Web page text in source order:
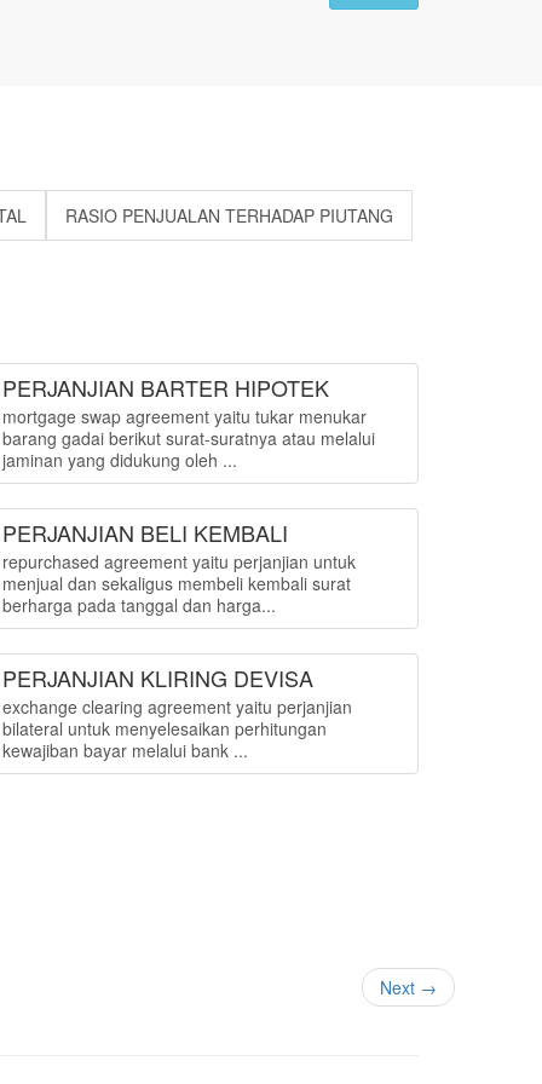
RASIO PENJUALAN TERHADAP PIUTANG
PERJANJIAN BARTER HIPOTEK
mortgage swap agreement yaitu tukar menukar
barang gadai berikut surat-suratnya atau melalui
jaminan yang didukung oleh ...
PERJANJIAN BELI KEMBALI
repurchased agreement yaitu perjanjian untuk
menjual dan sekaligus membeli kembali surat
berharga pada tanggal dan harga...
PERJANJIAN KLIRING DEVISA
exchange clearing agreement yaitu perjanjian
bilateral untuk menyelesaikan perhitungan
kewajiban bayar melalui bank ...
Next →